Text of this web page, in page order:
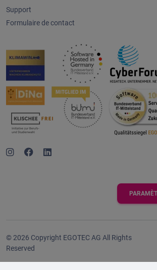
Support
Formulaire de contact
© 2026 Copyright EGOTEC AG All Rights
Reserved